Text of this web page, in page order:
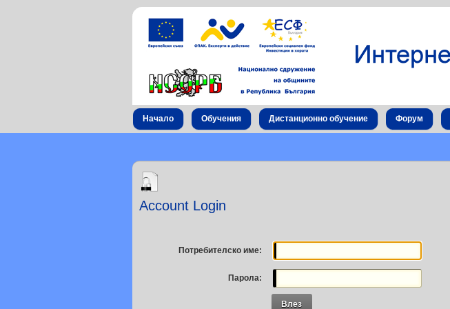
Начало Обучения Дистанционно обучение Форум
Account Login
Потребителско име:
Парола:
Влез